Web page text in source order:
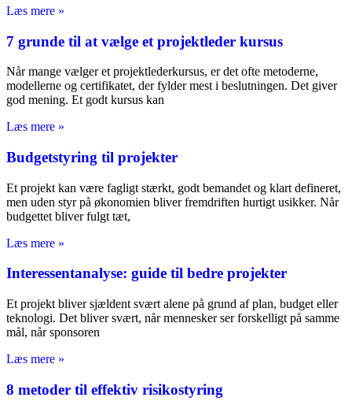
Læs mere »
7 grunde til at vælge et projektleder kursus
Når mange vælger et projektlederkursus, er det ofte metoderne,
modellerne og certifikatet, der fylder mest i beslutningen. Det giver
god mening. Et godt kursus kan
Læs mere »
Budgetstyring til projekter
Et projekt kan være fagligt stærkt, godt bemandet og klart defineret,
men uden styr på økonomien bliver fremdriften hurtigt usikker. Når
budgettet bliver fulgt tæt,
Læs mere »
Interessentanalyse: guide til bedre projekter
Et projekt bliver sjældent svært alene på grund af plan, budget eller
teknologi. Det bliver svært, når mennesker ser forskelligt på samme
mål, når sponsoren
Læs mere »
8 metoder til effektiv risikostyring